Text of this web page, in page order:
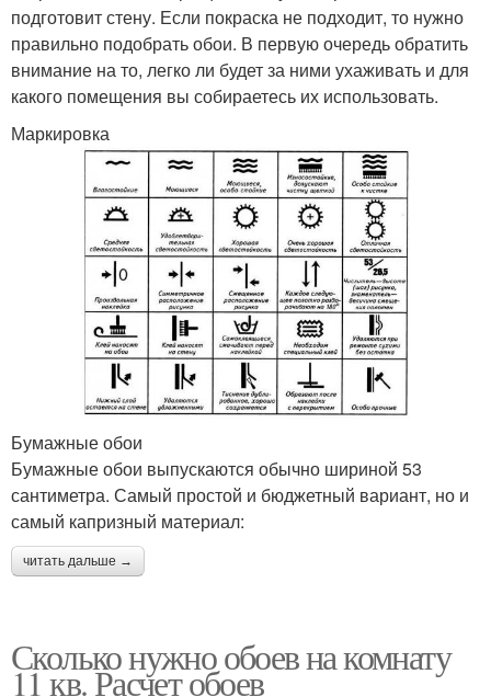
подготовит стену. Если покраска не подходит, то нужно
правильно подобрать обои. В первую очередь обратить
внимание на то, легко ли будет за ними ухаживать и для
какого помещения вы собираетесь их использовать.
Маркировка
Бумажные обои
Бумажные обои выпускаются обычно шириной 53
сантиметра. Самый простой и бюджетный вариант, но и
самый капризный материал:
читать дальше →
Сколько нужно обоев на комнату
11 кв. Расчет обоев